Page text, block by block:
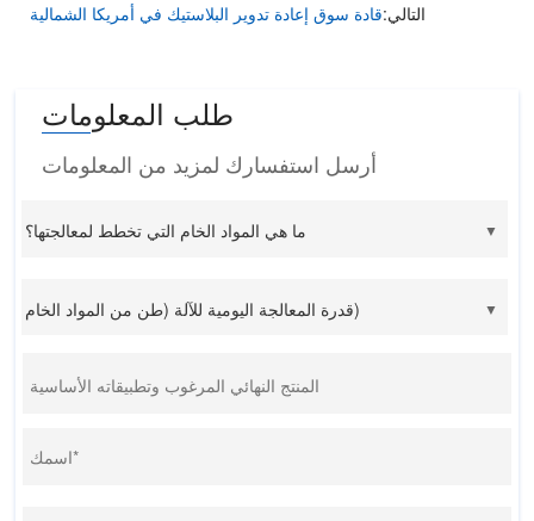
التالي:
طلب المعلومات
أرسل استفسارك لمزيد من المعلومات